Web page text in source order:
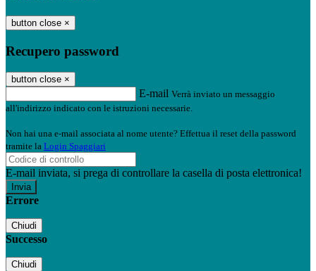
button close ×
Recupero password
button close ×
E-mail Verrà inviato un messaggio
all'indirizzo indicato con le istruzioni necessarie.
Non hai una e-mail associata al nome utente? Effettua il reset della password
tramite la Login Spaggiari
E-mail inviata, si prega di controllare la casella di posta elettronica!
Errore
Chiudi
Successo
Chiudi